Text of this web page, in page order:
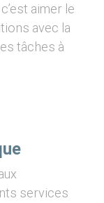
aimer le
avec la
tâches à
services